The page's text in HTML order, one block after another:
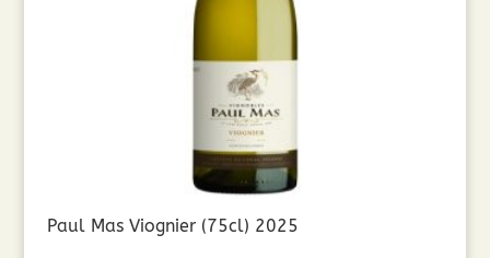
Paul Mas Viognier (75cl) 2025